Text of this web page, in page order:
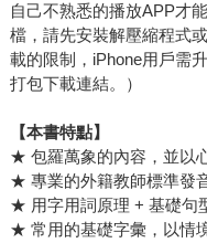
自己不熟悉的播放APP才
檔，請先安裝解壓縮程式
載的限制，iPhone用戶需
打包下載連結。）
【本書特點】
★ 包羅萬象的內容，並以
★ 專業的外籍教師標準發
★ 用字用詞原理 + 基礎句
★ 常用的基礎字彙，以情